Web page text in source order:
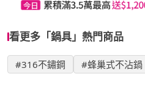
看更多「鍋具」熱門商品
#316不鏽鋼 #蜂巢式不沾鍋